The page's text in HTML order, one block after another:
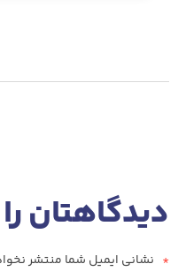
دیدگاهتان
* نشانی ایمیل شما منتشر